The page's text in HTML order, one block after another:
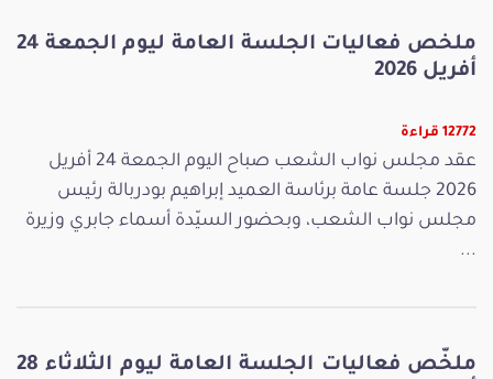
ملخص فعاليات الجلسة العامة ليوم الجمعة 24
أفريل 2026
12772 قراءة
عقد مجلس نواب الشعب صباح اليوم الجمعة 24 أفريل
2026 جلسة عامة برئاسة العميد إبراهيم بودربالة رئيس
مجلس نواب الشعب، وبحضور السيّدة أسماء جابري وزيرة
...
ملخّص فعاليات الجلسة العامة ليوم الثلاثاء 28